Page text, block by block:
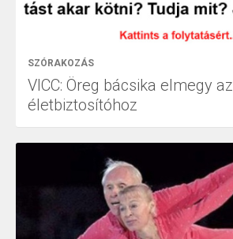
SZÓRAKOZÁS
VICC: Öreg bácsika elmegy az
életbiztosítóhoz